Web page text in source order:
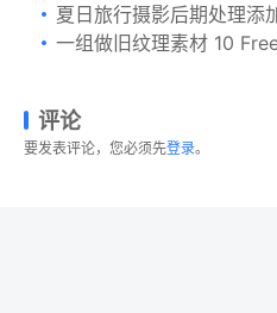
夏日旅行摄影后期处理添加相框PSD
一组做旧纹理素材 10
评论
要发表评论，您必须先登录。